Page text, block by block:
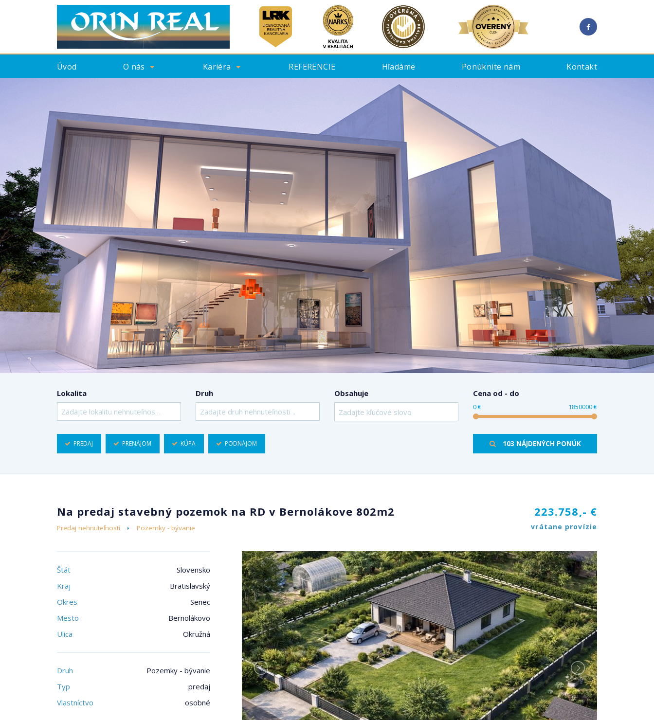
Úvod O nás Kariéra REFERENCIE Hľadáme Ponúknite nám Kontakt
Lokalita
Zadajte lokalitu nehnuteľnosti ..
Druh
Zadajte druh nehnuteľnosti ..
Obsahuje Cena od - do
0 € 1850000 €
PREDAJ PRENÁJOM KÚPA PODNÁJOM 103 NÁJDENÝCH PONÚK
Na predaj stavebný pozemok na RD v Bernolákove 802m2 223.758,- €
vrátane provízie
Predaj nehnuteľností Pozemky - bývanie
Štát
Slovensko
Kraj
Bratislavský
Okres
Senec
Mesto
Bernolákovo
Ulica
Okružná
Druh
Pozemky - bývanie
Typ
predaj
Vlastníctvo
osobné